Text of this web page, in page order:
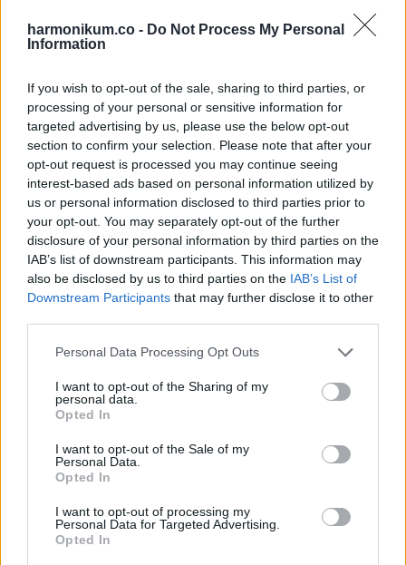
harmonikum.co - Do Not Process My Personal
Information
If you wish to opt-out of the sale, sharing to third parties, or
processing of your personal or sensitive information for
targeted advertising by us, please use the below opt-out
section to confirm your selection. Please note that after your
opt-out request is processed you may continue seeing
interest-based ads based on personal information utilized by
us or personal information disclosed to third parties prior to
your opt-out. You may separately opt-out of the further
disclosure of your personal information by third parties on the
IAB’s list of downstream participants. This information may
also be disclosed by us to third parties on the IAB’s List of
Downstream Participants that may further disclose it to other
Please note that this website/app uses one or more Google
not limited to your visit or usage behaviour. You may click to
grant or deny consent to Google and its third-party tags to
use your data for below specified purposes in below Google
consent section.
Personal Data Processing Opt Outs
I want to opt-out of the Sharing of my
personal data.
Opted In
I want to opt-out of the Sale of my
Personal Data.
Opted In
I want to opt-out of processing my
Personal Data for Targeted Advertising.
Opted In
kifejezéseket, amelyeket a szolgálat során használnom kell”
– mondta. „Reméljük, hogy visszatérnek, így addig a napig
mindannyian tovább tanuljuk és tanuljuk az ASL-t.”
Különbözőségeink megünneplése
Melissát és férjét azért érintette meg annyira a Tatsu
Dallasban szerzett élményük, mert nekik mindig kétszer
olyan keményen kell dolgozniuk, hogy másokkal
kommunikáljanak. A Tatsu személyzete segített enyhíteni
ezen a stresszen, és egy nyugodt és emlékezetes vacsorát
adott nekik, amit soha nem fognak elfelejteni.
Chef Tatsuya Sekiguchi also learned how to
sign the entire tasting menu. My sister said
she saw a printout behind the bar of how to